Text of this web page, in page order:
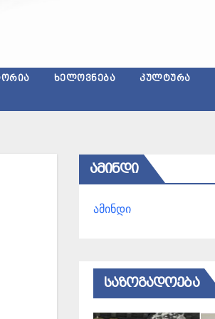
ᲮᲔᲚᲝᲕᲜᲔᲑᲐ ᲙᲣᲚᲢᲣᲠᲐ
ᲐᲛᲘᲜᲓᲘ
ამინდი
ᲡᲐᲖᲝᲒᲐᲓᲝᲔᲑᲐ